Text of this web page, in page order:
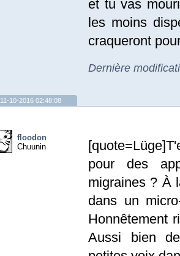
et tu vas
les moins
craqueront
Dernière
11-10-2016 02:48:08
floodon
Chuunin
pour des
migraines ? À
dans un
Honnêtement
Aussi bien